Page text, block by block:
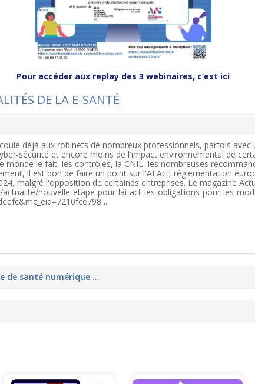
Pour accéder aux replay des 3 webinaires, c’est ici
DE LA E-SANTÉ
déjà aux robinets de nombreux professionnels, parfois avec
sécurité et encore moins de l'impact environnemental de
monde le fait, les contrôles, la CNIL, les nombreuses
il est bon de faire un point sur l'AI Act, réglementation
malgré l'opposition de certaines entreprises. Le magazine
nouvelle-etape-pour-lai-act-les-obligations-pour-les-
...
de santé numérique …